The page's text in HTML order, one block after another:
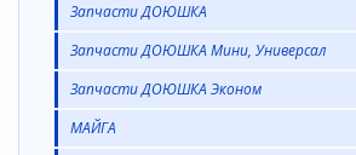
Запчасти ДОЮШКА
Запчасти ДОЮШКА Мини, Универсал
Запчасти ДОЮШКА Эконом
МАЙГА